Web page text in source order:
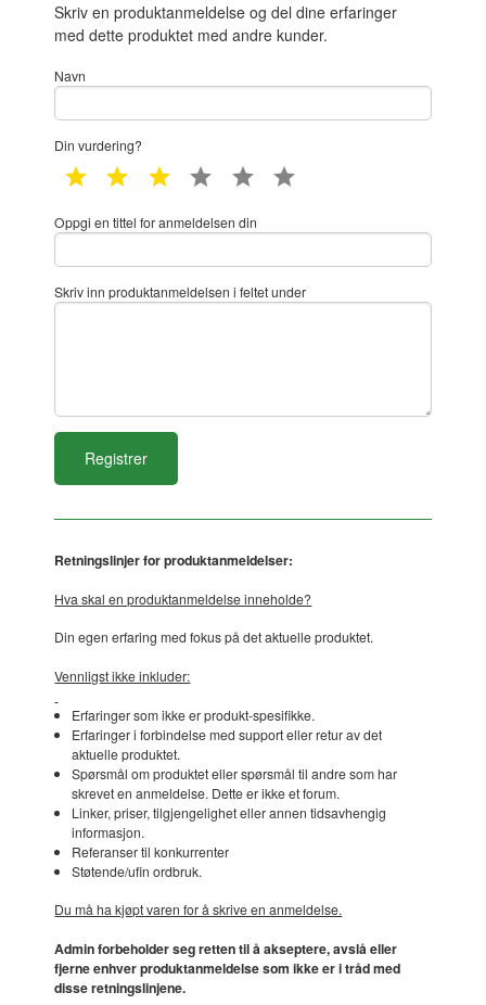
Skriv en produktanmeldelse og del dine erfaringer
med dette produktet med andre kunder.
Navn
Din vurdering?
1 star 2 star 3 star 4 star 5 star
Oppgi en tittel for anmeldelsen din
Skriv inn produktanmeldelsen i feltet under
Retningslinjer for produktanmeldelser:
Hva skal en produktanmeldelse inneholde?
Din egen erfaring med fokus på det aktuelle produktet.
Vennligst ikke inkluder:
Erfaringer som ikke er produkt-spesifikke.
Erfaringer i forbindelse med support eller retur av det
aktuelle produktet.
Spørsmål om produktet eller spørsmål til andre som har
skrevet en anmeldelse. Dette er ikke et forum.
Linker, priser, tilgjengelighet eller annen tidsavhengig
informasjon.
Referanser til konkurrenter
Støtende/ufin ordbruk.
Du må ha kjøpt varen for å skrive en anmeldelse.
Admin forbeholder seg retten til å akseptere, avslå eller
fjerne enhver produktanmeldelse som ikke er i tråd med
disse retningslinjene.